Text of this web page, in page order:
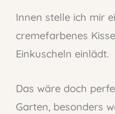
Innen stelle ich mir
cremefarbenes
Einkuscheln einlädt.
Das wäre doch
Garten, besonders